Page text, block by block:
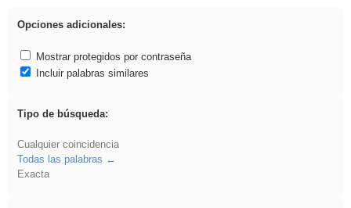
Opciones adicionales:
Mostrar protegidos por contraseña
Incluir palabras similares
Tipo de búsqueda:
Cualquier coincidencia
Todas las palabras
Exacta